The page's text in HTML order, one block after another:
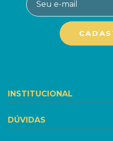
INSTITUCIONAL
DÚVIDAS